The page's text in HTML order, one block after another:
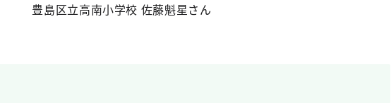
豊島区立高南小学校 佐藤魁星さん